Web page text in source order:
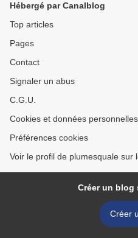
Hébergé par Canalblog
Top articles
Pages
Contact
Signaler un abus
C.G.U.
Cookies et données personnelles
Préférences cookies
Voir le profil de plumesquale sur
Créer un blog
Créer